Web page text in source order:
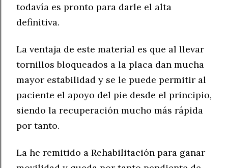
todavía es pronto para darle el alta
definitiva.
La ventaja de este material es que al llevar
tornillos bloqueados a la placa dan mucha
mayor estabilidad y se le puede permitir al
paciente el apoyo del pie desde el principio,
siendo la recuperación mucho más rápida
por tanto.
La he remitido a Rehabilitación para ganar